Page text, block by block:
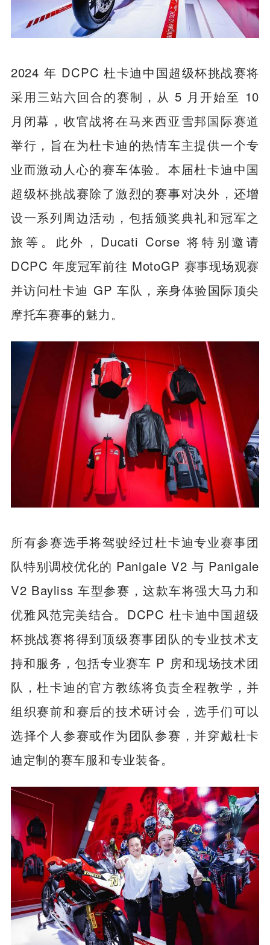
2024 年 DCPC 杜卡迪中国超级杯挑战赛将
采用三站六回合的赛制，从 5 月开始至 10
月闭幕，收官战将在马来西亚雪邦国际赛道
举行，旨在为杜卡迪的热情车主提供一个专
业而激动人心的赛车体验。本届杜卡迪中国
超级杯挑战赛除了激烈的赛事对决外，还增
设一系列周边活动，包括颁奖典礼和冠军之
旅等。此外，Ducati Corse 将特别邀请
DCPC 年度冠军前往 MotoGP 赛事现场观赛
并访问杜卡迪 GP 车队，亲身体验国际顶尖
摩托车赛事的魅力。
所有参赛选手将驾驶经过杜卡迪专业赛事团
队特别调校优化的 Panigale V2 与 Panigale
V2 Bayliss 车型参赛，这款车将强大马力和
优雅风范完美结合。DCPC 杜卡迪中国超级
杯挑战赛将得到顶级赛事团队的专业技术支
持和服务，包括专业赛车 P 房和现场技术团
队，杜卡迪的官方教练将负责全程教学，并
组织赛前和赛后的技术研讨会，选手们可以
选择个人参赛或作为团队参赛，并穿戴杜卡
迪定制的赛车服和专业装备。